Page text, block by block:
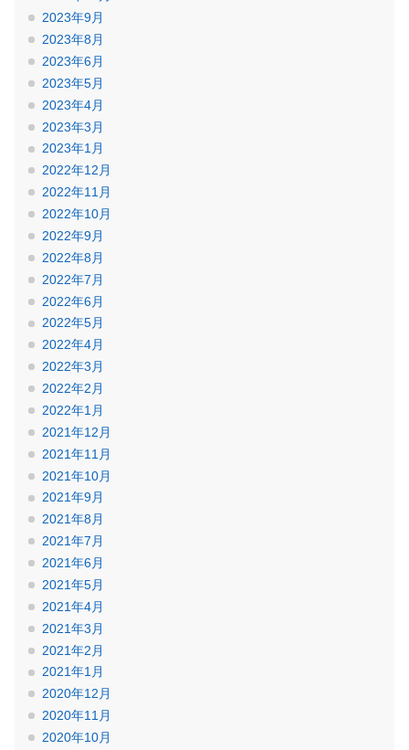
2023年9月
2023年8月
2023年6月
2023年5月
2023年4月
2023年3月
2023年1月
2022年12月
2022年11月
2022年10月
2022年9月
2022年8月
2022年7月
2022年6月
2022年5月
2022年4月
2022年3月
2022年2月
2022年1月
2021年12月
2021年11月
2021年10月
2021年9月
2021年8月
2021年7月
2021年6月
2021年5月
2021年4月
2021年3月
2021年2月
2021年1月
2020年12月
2020年11月
2020年10月